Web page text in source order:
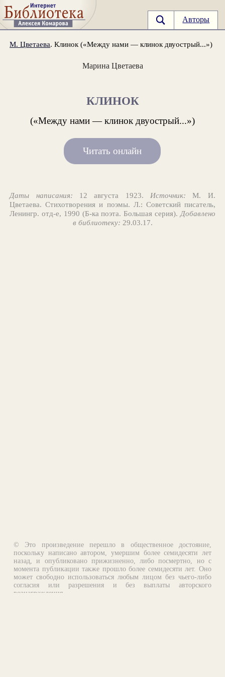
Авторы
М. Цветаева. Клинок («Между нами — клинок двуострый...»)
Марина Цветаева
КЛИНОК
(«Между нами — клинок двуострый...»)
Читать онлайн
Даты написания: 12 августа 1923. Источник: М. И.
Цветаева. Стихотворения и поэмы. Л.: Советский писатель,
Ленингр. отд-е, 1990 (Б-ка поэта. Большая серия). Добавлено
в библиотеку: 29.03.17.
© Это произведение перешло в общественное достояние,
поскольку написано автором, умершим более семидесяти лет
назад, и опубликовано прижизненно, либо посмертно, но с
момента публикации также прошло более семидесяти лет. Оно
может свободно использоваться любым лицом без чьего-либо
согласия или разрешения и без выплаты авторского
вознаграждения.